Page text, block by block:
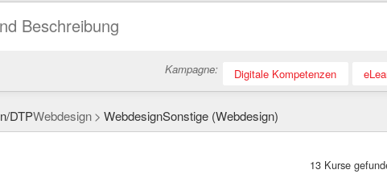
Kampagne: Digitale Kompetenzen
DTPWebdesign WebdesignSonstige (Webdesign)
13 Kurse